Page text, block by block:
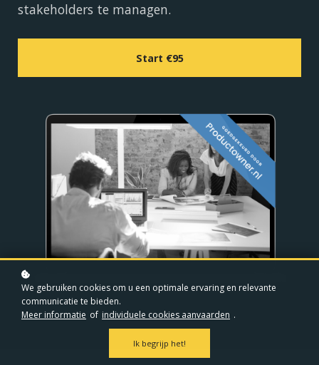
stakeholders te managen.
Start €95
We gebruiken cookies om u een optimale ervaring en relevante
communicatie te bieden.
Meer informatie of individuele cookies aanvaarden .
Ik begrijp het!